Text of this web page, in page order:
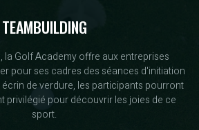
TEAMBUILDING
la Golf Academy offre aux entreprises
pour ses cadres des séances d'initiation
de verdure, les participants pourront
privilégié pour découvrir les joies de ce
sport.